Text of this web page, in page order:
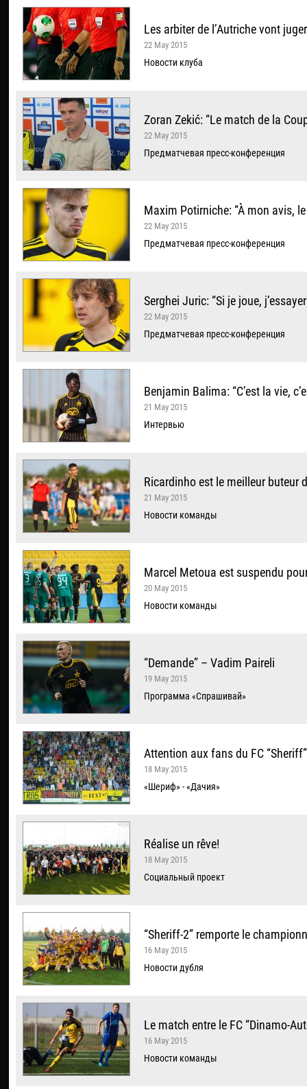
Les arbiter de l’Autriche vont
22 May 2015
Новости клуба
Zoran Zekić: “Le match de la
22 May 2015
Предматчевая пресс-конференция
Maxim Potirniche: “À mon avis,
22 May 2015
Предматчевая пресс-конференция
Serghei Juric: “Si je joue,
22 May 2015
Предматчевая пресс-конференция
Benjamin Balima: “C’est la vie,
21 May 2015
Интервью
Ricardinho est le meilleur buteur
21 May 2015
Новости команды
Marcel Metoua est suspendu
20 May 2015
Новости команды
“Demande” – Vadim Paireli
19 May 2015
Программа «Спрашивай»
Attention aux fans du FC
18 May 2015
«Шериф» - «Дачия»
Réalise un rêve!
18 May 2015
Социальный проект
“Sheriff-2” remporte le
16 May 2015
Новости дубля
Le match entre le FC “Dinamo-
16 May 2015
Новости команды